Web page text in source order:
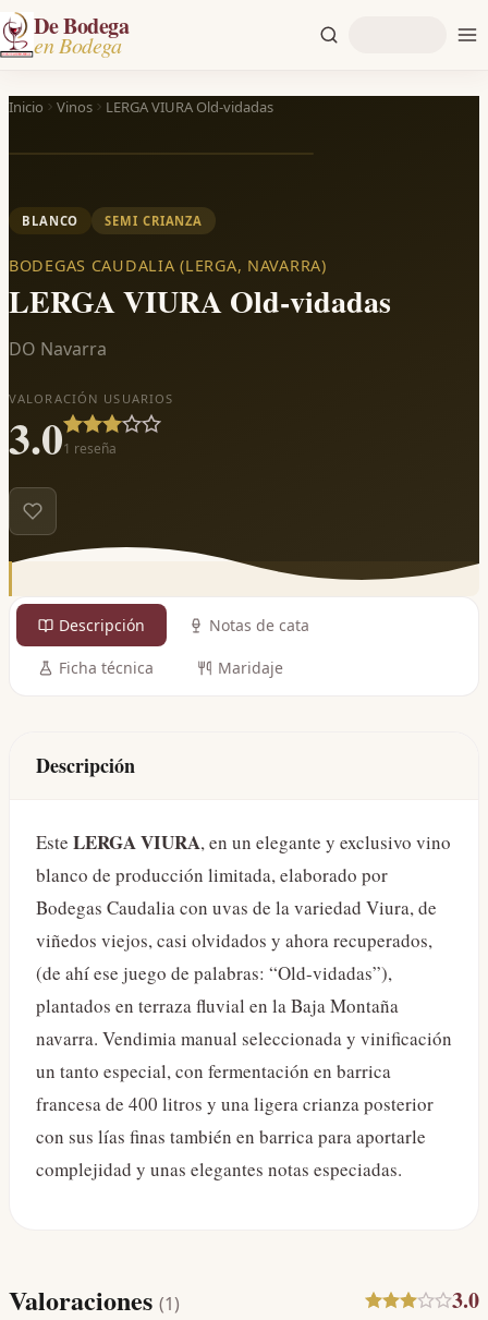
De Bodega
en Bodega
Inicio Vinos LERGA VIURA Old-vidadas
BLANCO SEMI CRIANZA
BODEGAS CAUDALIA (LERGA, NAVARRA)
LERGA VIURA Old-vidadas
DO Navarra
VALORACIÓN USUARIOS
3.01 reseña
Descripción Notas de cata
Ficha técnica Maridaje
Descripción
Este LERGA VIURA, en un elegante y exclusivo vino
blanco de producción limitada, elaborado por
Bodegas Caudalia con uvas de la variedad Viura, de
viñedos viejos, casi olvidados y ahora recuperados,
(de ahí ese juego de palabras: “Old-vidadas”),
plantados en terraza fluvial en la Baja Montaña
navarra. Vendimia manual seleccionada y vinificación
un tanto especial, con fermentación en barrica
francesa de 400 litros y una ligera crianza posterior
con sus lías finas también en barrica para aportarle
complejidad y unas elegantes notas especiadas.
Valoraciones (1) 3.0